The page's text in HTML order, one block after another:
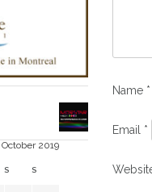
October 2019
S S
Name *
Email *